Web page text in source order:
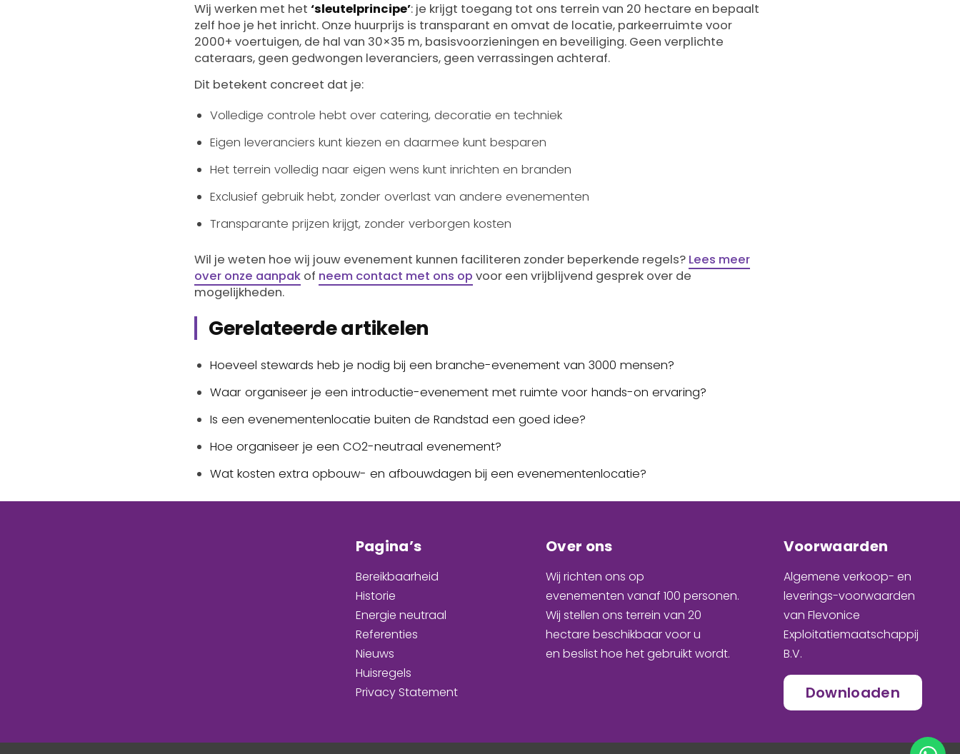
Wij werken met het ‘sleutelprincipe’: je krijgt toegang tot ons terrein van 20 hectare en bepaalt
zelf hoe je het inricht. Onze huurprijs is transparant en omvat de locatie, parkeerruimte voor
2000+ voertuigen, de hal van 30×35 m, basisvoorzieningen en beveiliging. Geen verplichte
cateraars, geen gedwongen leveranciers, geen verrassingen achteraf.
Dit betekent concreet dat je:
Volledige controle hebt over catering, decoratie en techniek
Eigen leveranciers kunt kiezen en daarmee kunt besparen
Het terrein volledig naar eigen wens kunt inrichten en branden
Exclusief gebruik hebt, zonder overlast van andere evenementen
Transparante prijzen krijgt, zonder verborgen kosten
Wil je weten hoe wij jouw evenement kunnen faciliteren zonder beperkende regels? Lees meer
over onze aanpak of neem contact met ons op voor een vrijblijvend gesprek over de
mogelijkheden.
Gerelateerde artikelen
Hoeveel stewards heb je nodig bij een branche-evenement van 3000 mensen?
Waar organiseer je een introductie-evenement met ruimte voor hands-on ervaring?
Is een evenementenlocatie buiten de Randstad een goed idee?
Hoe organiseer je een CO2-neutraal evenement?
Wat kosten extra opbouw- en afbouwdagen bij een evenementenlocatie?
Pagina’s
Bereikbaarheid
Historie
Energie neutraal
Referenties
Nieuws
Huisregels
Privacy Statement
Over ons
Wij richten ons op
evenementen vanaf 100 personen.
Wij stellen ons terrein van 20
hectare beschikbaar voor u
enbeslist hoe het gebruikt wordt.
Voorwaarden
Algemene verkoop- en
leverings-voorwaarden
van Flevonice
Exploitatiemaatschappij
B.V.
Downloaden